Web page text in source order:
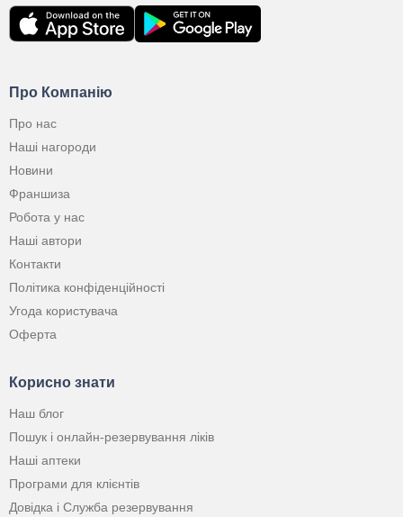
Про Компанію
Про нас
Наші нагороди
Новини
Франшиза
Робота у нас
Наші автори
Контакти
Політика конфіденційності
Угода користувача
Оферта
Корисно знати
Наш блог
Пошук і онлайн-резервування ліків
Наші аптеки
Програми для клієнтів
Довідка і Служба резервування